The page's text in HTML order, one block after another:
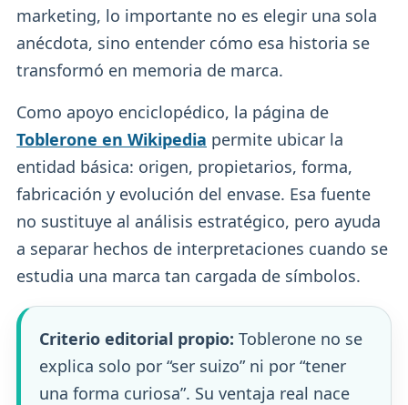
marketing, lo importante no es elegir una sola
anécdota, sino entender cómo esa historia se
transformó en memoria de marca.
Como apoyo enciclopédico, la página de
Toblerone en Wikipedia permite ubicar la
entidad básica: origen, propietarios, forma,
fabricación y evolución del envase. Esa fuente
no sustituye al análisis estratégico, pero ayuda
a separar hechos de interpretaciones cuando se
estudia una marca tan cargada de símbolos.
Criterio editorial propio: Toblerone no se
explica solo por “ser suizo” ni por “tener
una forma curiosa”. Su ventaja real nace